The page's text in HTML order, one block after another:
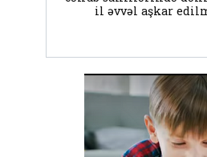
il əvvəl aşkar